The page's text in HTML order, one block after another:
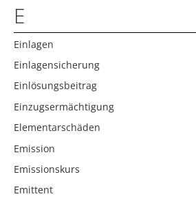
E
Einlagen
Einlagensicherung
Einlösungsbeitrag
Einzugsermächtigung
Elementarschäden
Emission
Emissionskurs
Emittent